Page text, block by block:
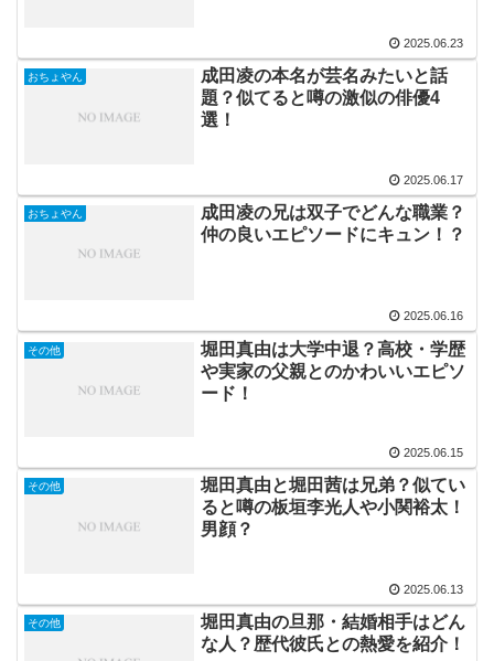
2025.06.23
おちょやん
成田凌の本名が芸名みたいと話
題？似てると噂の激似の俳優4
選！
2025.06.17
おちょやん
成田凌の兄は双子でどんな職業？
仲の良いエピソードにキュン！？
2025.06.16
その他
堀田真由は大学中退？高校・学歴
や実家の父親とのかわいいエピソ
ード！
2025.06.15
その他
堀田真由と堀田茜は兄弟？似てい
ると噂の板垣李光人や小関裕太！
男顔？
2025.06.13
その他
堀田真由の旦那・結婚相手はどん
な人？歴代彼氏との熱愛を紹介！